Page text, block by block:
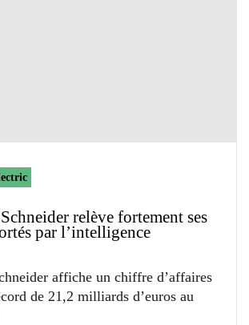
relève fortement ses
par l’intelligence
affiche un chiffre d’affaires
de 21,2 milliards d’euros au